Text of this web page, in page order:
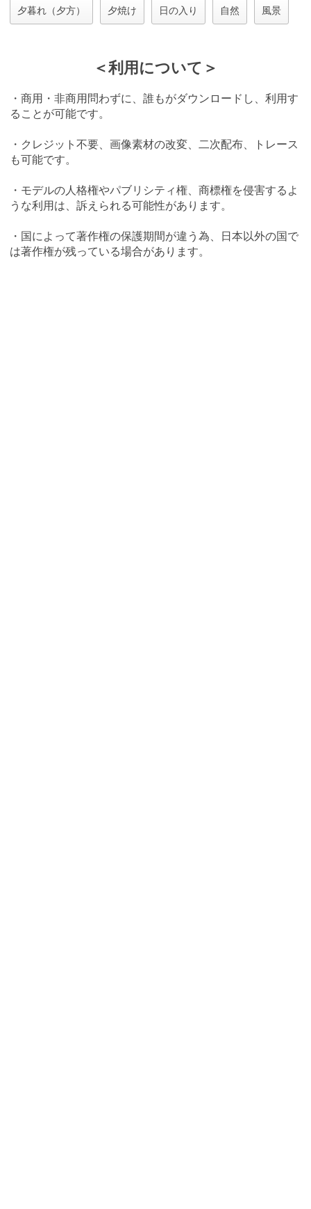
夕暮れ（夕方） 夕焼け 日の入り 自然 風景
＜利用について＞
・商用・非商用問わずに、誰もがダウンロードし、利用す
ることが可能です。
・クレジット不要、画像素材の改変、二次配布、トレース
も可能です。
・モデルの人格権やパブリシティ権、商標権を侵害するよ
うな利用は、訴えられる可能性があります。
・国によって著作権の保護期間が違う為、日本以外の国で
は著作権が残っている場合があります。